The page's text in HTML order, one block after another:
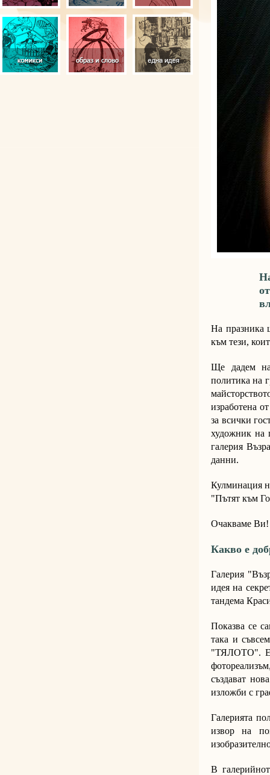
На празника
към тези,
Ще дадем
политика на
изработена
за всички
художник на
галерия
данни.
Кулминация
"Пътят към
Очакваме Ви!
Какво е
Галерия
идея на
тандема
Показва се
така и
"ТЯЛОТО".
създават
изложби с
Галерията
извор на
В